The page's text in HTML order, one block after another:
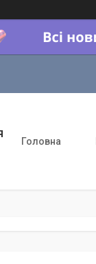
Головна